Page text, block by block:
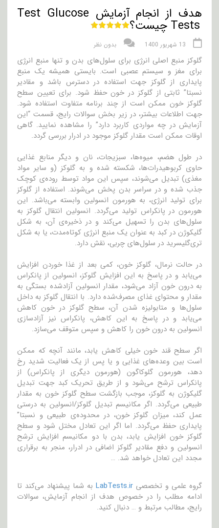
هدف از انجام آزمایش Test Glucose
Tests چیست؟
13 شهریور 1400 بدون نظر
گلوکز منبع اصلی انرژی برای سلول‌های بدن و تنها منبع انرژی
برای مغز و سیستم عصبی است. بایستی همیشه یک منبع
پایداری از گلوکز جهت استفاده در دسترس باشد و مقادیر
نسبتا” ثابتی از گلوکز در خون حفظ شود. برای تعیین سطح
گلوکز خون ممکن است از چند برنامه متفاوت استفاده شود.
جهت اطلاعات بیشتر، در زیر بخش سوالات رایج، قسمت “این
آزمایش در چه مواردی کاربرد دارد” را مشاهده نمایید. گاهی
اوقات ممکن است مقدار گلوکز موجود در ادرار بررسی گردد.
در طول هضم، میوه‌ها، سبزیجات، نان و دیگر منابع غذایی
حاوی کربوهیدرات‌ها، شکسته شده و به گلوکز (و سایر مواد
مغذی) تبدیل می‌شوند، سپس این مواد توسط روده‌ی کوچک
جذب شده و در سراسر بدن پخش می‌شوند. استفاده از گلوکز
برای تولید انرژی، به هورمون انسولین وابسته می‌باشد. این
هورمون در پانکراس تولید می‌گردد. انسولین انتقال گلوکز به
سلول‌های بدن را تسهیل می‌کند و در ذخیره‌ی آن، به شکل
گلیکوژن در کبد به عنوان یک منبع انرژی کوتاه‌مدت، یا به شکل
تری‌گلیسرید در سلول‌های چربی، نقش دارد.
در حالت نرمال، گلوکز خون، کمی بعد از غذا خوردن افزایش
می‌یابد و در پاسخ به این افزایش گلوکز، انسولین از پانکراس
به درون خون آزاد می‌شود، مقدار انسولین آزاد‌شده بستگی به
مقدار و محتوای غذای مصرف‌شده دارد. با انتقال گلوکز به داخل
سلول‌ها و متابولیزه شدن آن، سطح گلوکز در خون کاهش
می‌یابد و در پاسخ به این کاهش، پانکراس نیز آزادسازی
انسولین به درون خون را کاهش و سپس متوقف می‌سازد.
اگر سطح قند خون خیلی کاهش یابد، مانند آنچه که ممکن
است بین وعده‌های غذایی و یا پس از یک فعالیت شدید رخ
دهد، هورمون گلوکاگون (هورمون دیگری از پانکراس) از
پانکراس ترشح می‌شود و از طریق تحریک کبد جهت تبدیل
گلیکوژن به گلوکز، موجب بازگشت سطح گلوکز خون به مقدار
طبیعی می‌گردد. اگر مکانیسم تبدیل گلوکز/انسولین به درستی
عمل کند، میزان گلوکز خون، در محدوده‌ی طبیعی و نسبتا”
پایداری حفظ می‌گردد. اما اگر این تعادل مختل شود و سطح
گلوکز خون افزایش یابد، بدن با دو مکانیسم افزایش ترشح
انسولین و دفع مقادیر گلوکز اضافی در ادرار، منجر به برقراری
مجدد این تعادل خواهد شد. …
گروه علمی و تخصصی LabTests.ir به شما پیشنهاد می‌کند تا
ادامه مطلب را در خصوص هدف از انجام آزمایش، سوالات
رایج، مطالب مرتبط و … دنبال کنید.